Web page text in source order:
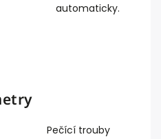
automaticky.
Pečící trouby